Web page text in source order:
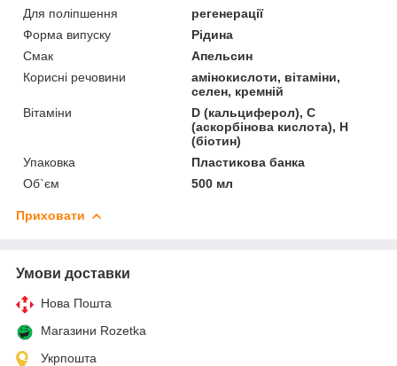
Для поліпшення
регенерації
Форма випуску
Рідина
Смак
Апельсин
Корисні речовини
амінокислоти, вітаміни,
селен, кремній
Вітаміни
D (кальциферол), С
(аскорбінова кислота), Н
(біотин)
Упаковка
Пластикова банка
Об`єм
500 мл
Приховати
Умови доставки
Нова Пошта
Магазини Rozetka
Укрпошта